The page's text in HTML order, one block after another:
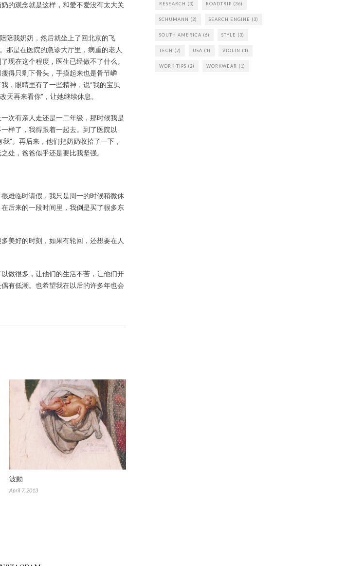
的观念就是这样，和爱不爱没有太大关
陪我奶奶，然后就坐上了回北京的飞
那是在医院的急诊大厅里，病重的老人
现在这个程度，医生已经做不了什么。
得只剩下骨头，手摸起来也是骨节嶙
，眼睛里有了一些精神，说“我的宝贝
再来看你”，让她继续休息。
次有亲人走还是一二年级，那时候我是
样了，我得跟着一起去。到了医院以
”。再后来，他们把奶奶收拾了一下，
处，爸爸似乎还是要比我坚强。
难临时请假，我只是周一的时候稍微休
后来的一段时间里，我倒是买了很多东
美好的时刻，如果有轮回，还想要在人
做很多，让他们的生活不苦，让他们开
有低潮。也希望我在以后的许多年也会
波動
April 7, 2013
RESEARCH (3) ROADTRIP (36)
SCHUMANN (2) SEARCH ENGINE (3)
SOUTH AMERICA (6) STYLE (3)
TECH (2) USA (1) VIOLIN (1)
WORK TIPS (2) WORKWEAR (1)